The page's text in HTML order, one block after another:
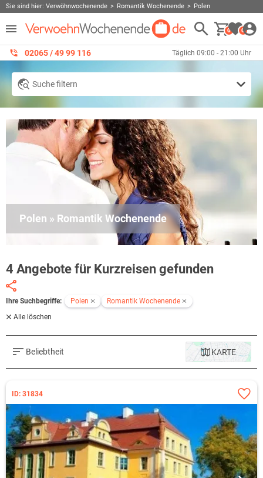
Sie sind hier: Verwöhnwochenende Romantik Wochenende Polen
0 0
02065 / 49 ‌99 116 Täglich 09:00 - 21:00 Uhr
Suche filtern
Polen » Romantik Wochenende
4 Angebote für Kurzreisen gefunden
Ihre Suchbegriffe: Polen
Romantik Wochenende
Alle löschen
Beliebtheit KARTE
ID: 31834